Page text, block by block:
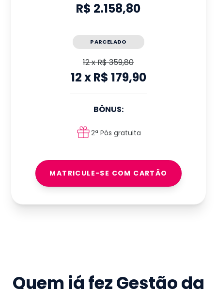
R$ 2.158,80
PARCELADO
12xR$ 359,80
12xR$ 179,90
BÔNUS:
2ª Pós gratuita
MATRICULE-SE COM CARTÃO
Quem já fezGestão da